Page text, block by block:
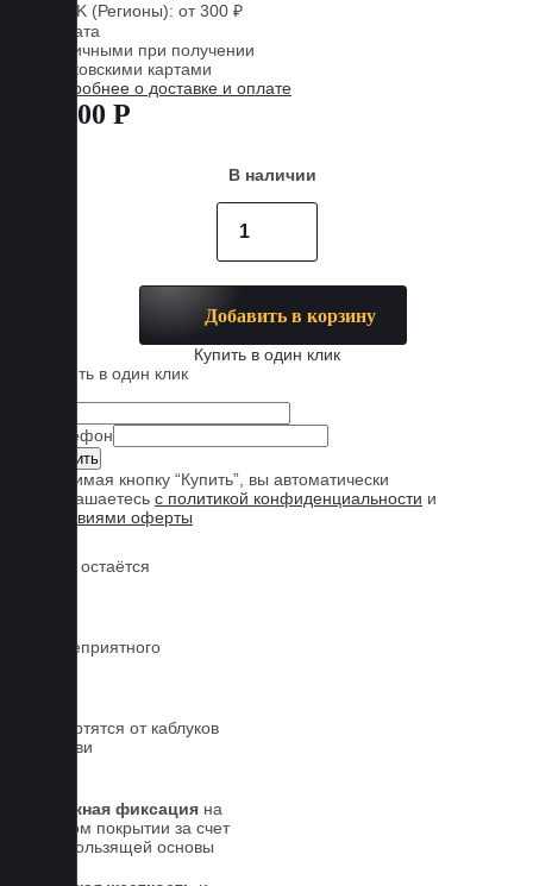
CDEK (Регионы): от 300 ₽
Оплата
Наличными при получении
Банковскими картами
Подробнее о доставке и оплате
7 800 Р
В наличии
Добавить в корзину
Купить в один клик
Купить в один клик
Телефон
Нажимая кнопку “Купить”, вы автоматически
соглашаетесь с политикой конфиденциальности и
условиями оферты
Обувь остаётся
Нет неприятного
Не портятся от каблуков
на обуви
Надежная фиксация на
штатном покрытии за счет
антискользящей основы